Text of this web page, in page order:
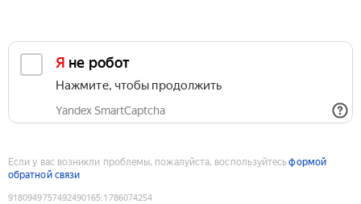
Я не робот
Нажмите, чтобы продолжить
Yandex SmartCaptcha
Если у вас возникли проблемы, пожалуйста, воспользуйтесьформой
обратной связи
9180949757492490165:1786074254